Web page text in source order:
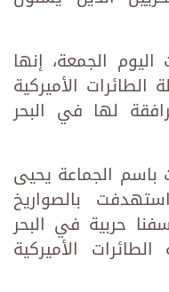
الجمعة، إنها
الأميركية
لها في البحر
الجماعة يحيى
بالصواريخ
حربية في البحر
الأميركية